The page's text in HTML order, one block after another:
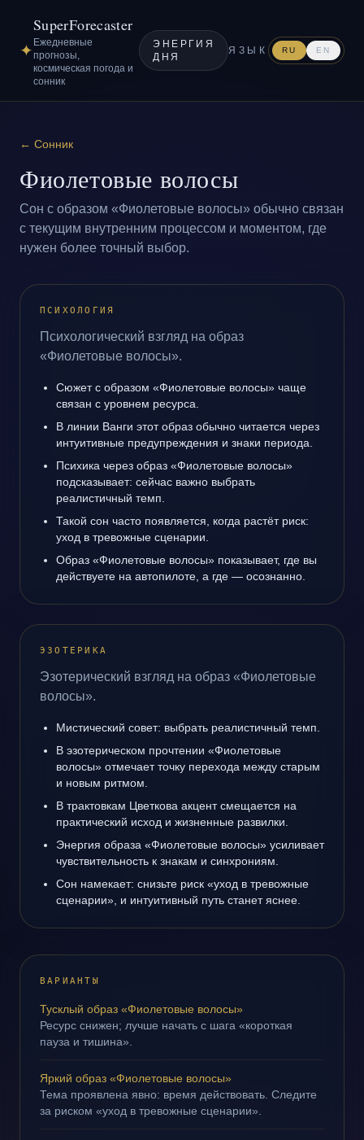
✦
SuperForecaster
Ежедневные
прогнозы,
космическая погода и
сонник
ЭНЕРГИЯ
ДНЯ
ЯЗЫК RU EN
← Сонник
Фиолетовые волосы
Сон с образом «Фиолетовые волосы» обычно связан
с текущим внутренним процессом и моментом, где
нужен более точный выбор.
ПСИХОЛОГИЯ
Психологический взгляд на образ
«Фиолетовые волосы».
Сюжет с образом «Фиолетовые волосы» чаще
связан с уровнем ресурса.
В линии Ванги этот образ обычно читается через
интуитивные предупреждения и знаки периода.
Психика через образ «Фиолетовые волосы»
подсказывает: сейчас важно выбрать
реалистичный темп.
Такой сон часто появляется, когда растёт риск:
уход в тревожные сценарии.
Образ «Фиолетовые волосы» показывает, где вы
действуете на автопилоте, а где — осознанно.
ЭЗОТЕРИКА
Эзотерический взгляд на образ «Фиолетовые
волосы».
Мистический совет: выбрать реалистичный темп.
В эзотерическом прочтении «Фиолетовые
волосы» отмечает точку перехода между старым
и новым ритмом.
В трактовкам Цветкова акцент смещается на
практический исход и жизненные развилки.
Энергия образа «Фиолетовые волосы» усиливает
чувствительность к знакам и синхрониям.
Сон намекает: снизьте риск «уход в тревожные
сценарии», и интуитивный путь станет яснее.
ВАРИАНТЫ
Тусклый образ «Фиолетовые волосы»
Ресурс снижен; лучше начать с шага «короткая
пауза и тишина».
Яркий образ «Фиолетовые волосы»
Тема проявлена явно: время действовать. Следите
за риском «уход в тревожные сценарии».